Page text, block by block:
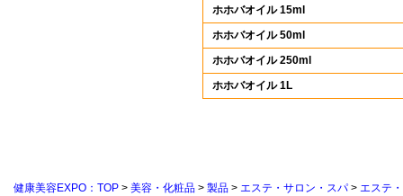
ホホバオイル 15ml
ホホバオイル 50ml
ホホバオイル 250ml
ホホバオイル 1L
健康美容EXPO：TOP > 美容・化粧品 > 製品 > エステ・サロン・スパ> エステ